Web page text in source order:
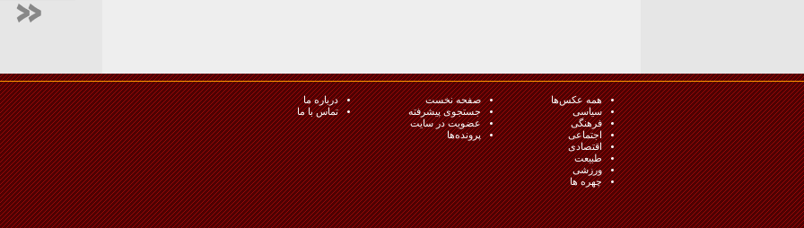
همه عکس‌ها
سیاسی
فرهنگی
اجتماعی
اقتصادی
طبيعت
ورزشی
چهره ها
صفحه نخست
جستجوی پیشرفته
عضویت در سایت
پرونده‌ها
درباره ما
تماس با ما